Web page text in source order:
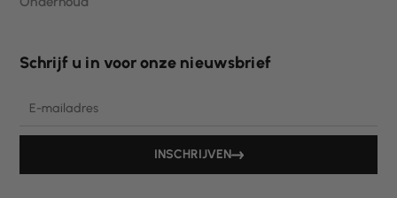
Schrijf u in voor onze nieuwsbrief
Email
INSCHRIJVEN